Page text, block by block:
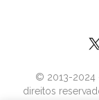
© 2013-2024
direitos